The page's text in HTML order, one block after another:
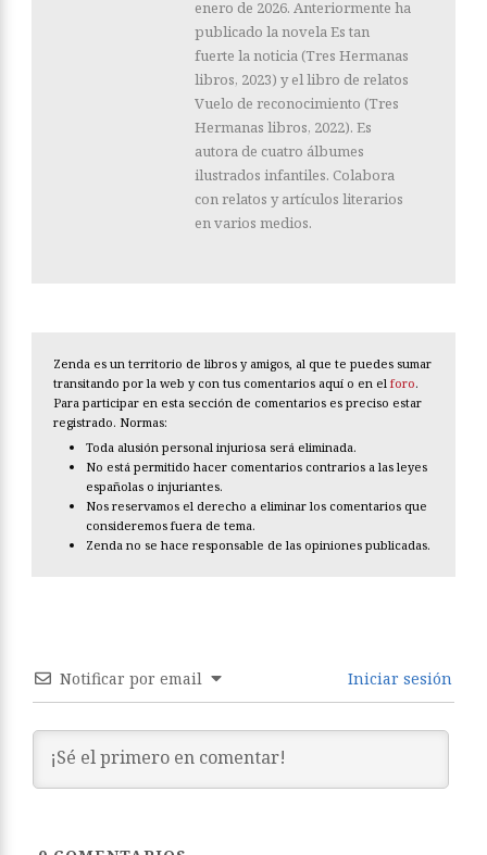
enero de 2026. Anteriormente ha
publicado la novela Es tan
fuerte la noticia (Tres Hermanas
libros, 2023) y el libro de relatos
Vuelo de reconocimiento (Tres
Hermanas libros, 2022). Es
autora de cuatro álbumes
ilustrados infantiles. Colabora
con relatos y artículos literarios
en varios medios.
Zenda es un territorio de libros y amigos, al que te puedes sumar
transitando por la web y con tus comentarios aquí o en el foro.
Para participar en esta sección de comentarios es preciso estar
registrado. Normas:
Toda alusión personal injuriosa será eliminada.
No está permitido hacer comentarios contrarios a las leyes
españolas o injuriantes.
Nos reservamos el derecho a eliminar los comentarios que
consideremos fuera de tema.
Zenda no se hace responsable de las opiniones publicadas.
Notificar por email Iniciar sesión